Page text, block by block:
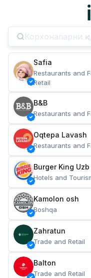
Safia
Restaurants and
Retail
B&B
Restaurants and
Oqtepa Lavash
Restaurants and
Burger King Uzb
Hotels and
Kamolon osh
Boshqa
Zahratun
Trade and Retail
Balton
Trade and Retail